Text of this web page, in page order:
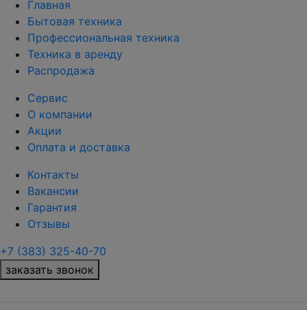
Главная
Бытовая техника
Профессиональная техника
Техника в аренду
Распродажа
Сервис
О компании
Акции
Оплата и доставка
Контакты
Вакансии
Гарантия
Отзывы
+7 (383) 325-40-70
заказать звонок